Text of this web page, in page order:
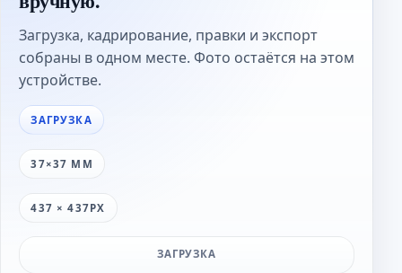
Загрузка, кадрирование, правки и экспорт
собраны в одном месте. Фото остаётся на этом
устройстве.
ЗАГРУЗКА
37×37 ММ
437 × 437PX
ЗАГРУЗКА